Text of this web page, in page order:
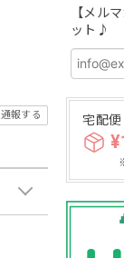
【メル
ット♪
宅配
通報する